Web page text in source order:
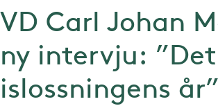
VD Carl Johan
ny intervju:
islossningens år”